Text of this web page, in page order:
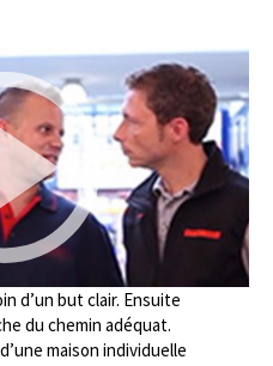
d’un but clair. Ensuite
du chemin adéquat.
maison individuelle